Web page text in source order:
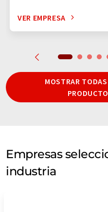
VER EMPRESA
MOSTRAR
Empresas
industria